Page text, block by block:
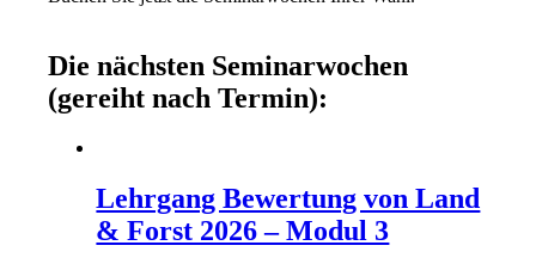
Die nächsten Seminarwochen
(gereiht nach Termin):
Lehrgang Bewertung von Land
& Forst 2026 – Modul 3